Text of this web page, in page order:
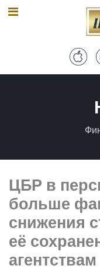
ЦБР в
больше
снижения
её
агентствам